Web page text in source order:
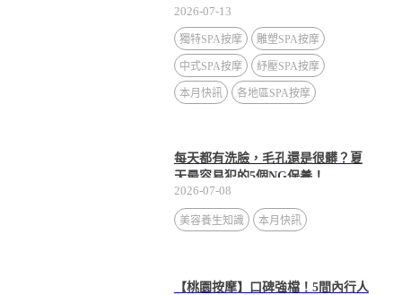
2026-07-13
獨特SPA按摩 雕塑SPA按摩
中式SPA按摩 紓壓SPA按摩
本月快訊 各地區SPA按摩
每天都有洗臉，毛孔還是很髒？夏
天最容易犯的5個NG保養！
2026-07-08
美容養生知識 本月快訊
【桃園按摩】口碑強檔！5間內行人